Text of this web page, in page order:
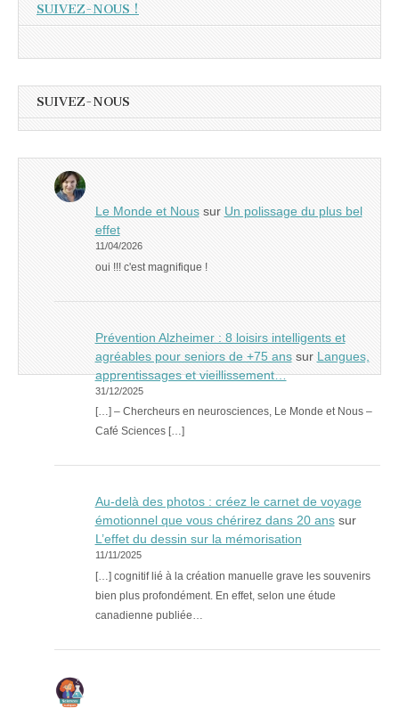
SUIVEZ-NOUS !
SUIVEZ-NOUS
Le Monde et Noussur Un polissage du plus bel
effet
11/04/2026
oui !!! c'est magnifique !
Prévention Alzheimer : 8 loisirs intelligents et
agréables pour seniors de +75 anssur Langues,
apprentissages et vieillissement…
31/12/2025
[…] – Chercheurs en neurosciences, Le Monde et Nous –
Café Sciences […]
Au-delà des photos : créez le carnet de voyage
émotionnel que vous chérirez dans 20 anssur
L’effet du dessin sur la mémorisation
11/11/2025
[…] cognitif lié à la création manuelle grave les souvenirs
bien plus profondément. En effet, selon une étude
canadienne publiée…